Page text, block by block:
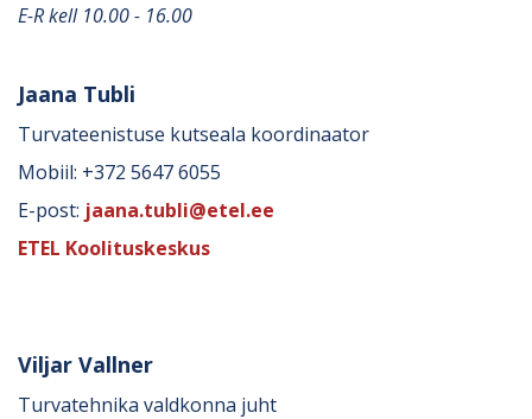
E-R kell 10.00 - 16.00
Jaana Tubli
Turvateenistuse kutseala koordinaator
Mobiil: +372 5647 6055
E-post: jaana.tubli@etel.ee
ETEL Koolituskeskus
Viljar Vallner
Turvatehnika valdkonna juht